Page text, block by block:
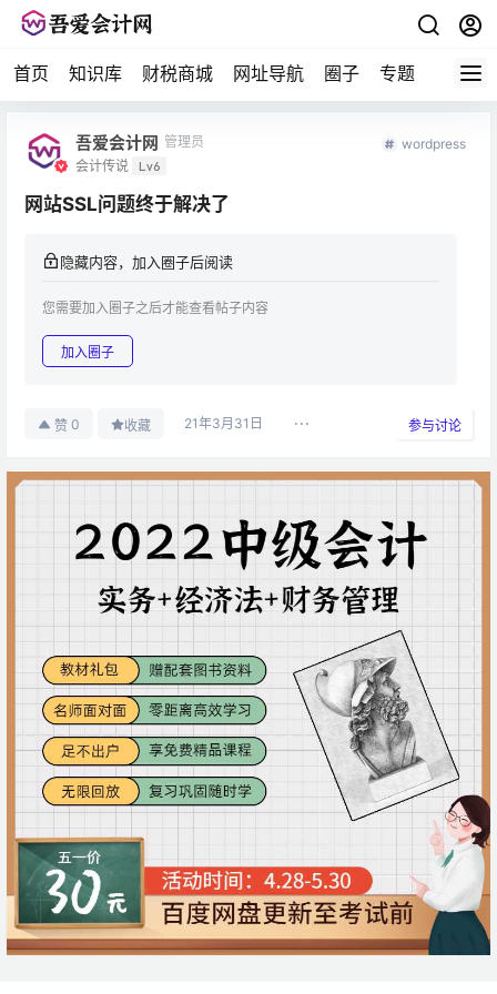
首页 知识库 财税商城 网址导航 圈子 专题 会计问
吾爱会计网 管理员
会计传说 Lv6
wordpress
网站SSL问题终于解决了
隐藏内容，加入圈子后阅读
您需要加入圈子之后才能查看帖子内容
加入圈子
赞 0 收藏 21年3月31日 参与讨论